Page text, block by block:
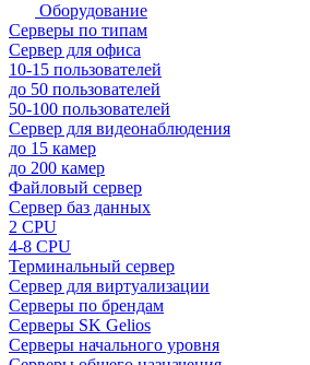
Оборудование
Серверы по типам
Сервер для офиса
10-15 пользователей
до 50 пользователей
50-100 пользователей
Сервер для видеонаблюдения
до 15 камер
до 200 камер
Файловый сервер
Сервер баз данных
2 CPU
4-8 CPU
Терминальный сервер
Сервер для виртуализации
Серверы по брендам
Серверы SK Gelios
Серверы начального уровня